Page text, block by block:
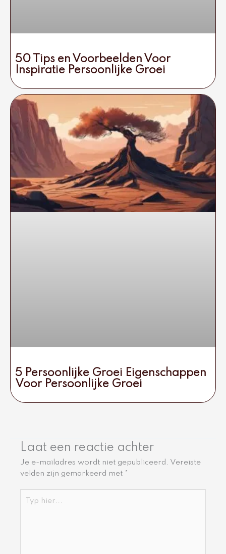
50 Tips en Voorbeelden Voor
Inspiratie Persoonlijke Groei
5 Persoonlijke Groei Eigenschappen
Voor Persoonlijke Groei
Laat een reactie achter
Je e-mailadres wordt niet gepubliceerd. Vereiste
velden zijn gemarkeerd met *
hier...